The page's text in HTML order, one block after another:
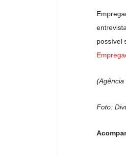
possível
(Agência
Foto: